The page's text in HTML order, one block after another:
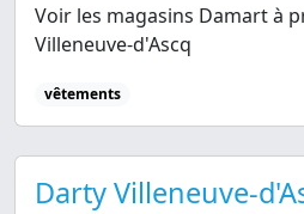
Voir les magasins Damart à
Villeneuve-d'Ascq
vêtements
Darty Villeneuve-